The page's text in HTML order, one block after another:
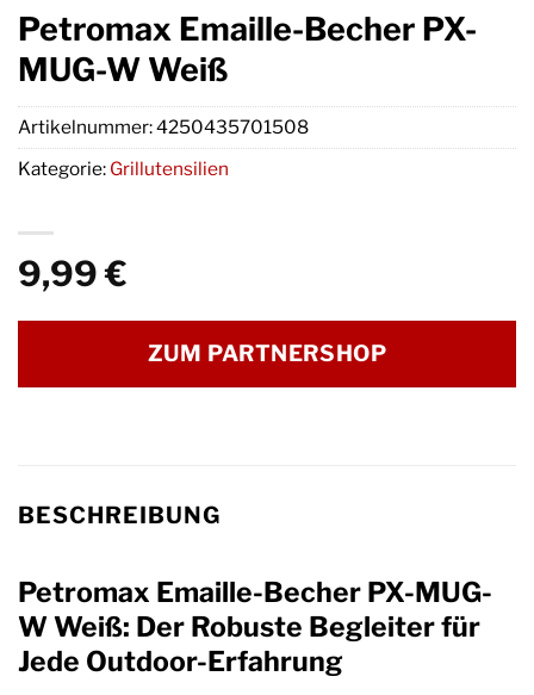
Petromax Emaille-Becher PX-
MUG-W Weiß
9,99€
ZUM PARTNERSHOP
Artikelnummer:4250435701508
Kategorie: Grillutensilien
BESCHREIBUNG
Petromax Emaille-Becher PX-MUG-
W Weiß: Der Robuste Begleiter für
Jede Outdoor-Erfahrung